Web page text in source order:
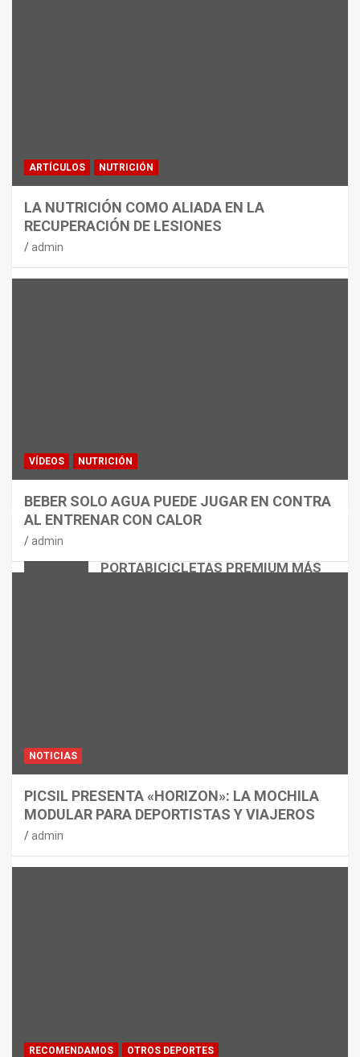
PORTABICICLETAS PREMIUM MÁS
ARTÍCULOS NUTRICIÓN
LA NUTRICIÓN COMO ALIADA EN LA
RECUPERACIÓN DE LESIONES
admin
VÍDEOS NUTRICIÓN
BEBER SOLO AGUA PUEDE JUGAR EN CONTRA
AL ENTRENAR CON CALOR
admin
NOTICIAS
PICSIL PRESENTA «HORIZON»: LA MOCHILA
MODULAR PARA DEPORTISTAS Y VIAJEROS
admin
RECOMENDAMOS OTROS DEPORTES